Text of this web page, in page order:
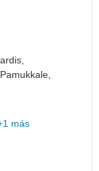
Pamukkale,
más